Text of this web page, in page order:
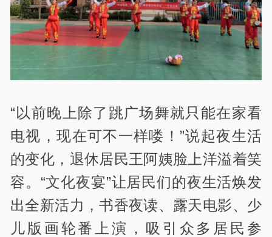
“以前晚上除了跳广场舞就只能在家看
电视，现在可不一样喽！”说起夜生活
的变化，退休居民王阿姨脸上洋溢着笑
容。“文化夜宴”让居民们的夜生活焕发
出全新活力，书香夜读、露天电影、少
儿版画轮番上演，吸引众多居民参